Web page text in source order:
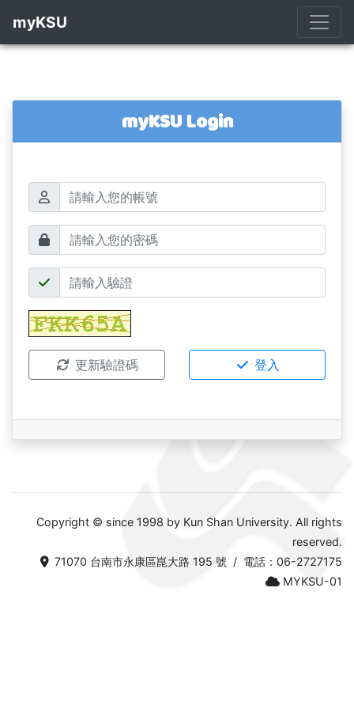
myKSU
myKSU Login
帳號
密碼
驗證碼
更新驗證碼 登入
Copyright © since 1998 by Kun Shan University. All rights
reserved.
71070 台南市永康區崑大路 195 號 / 電話：06-2727175
MYKSU-01